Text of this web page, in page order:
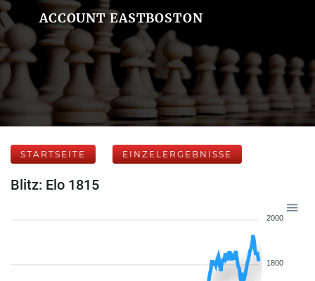
ACCOUNT EASTBOSTON
STARTSEITE EINZELERGEBNISSE
Blitz: Elo 1815
2000
1800